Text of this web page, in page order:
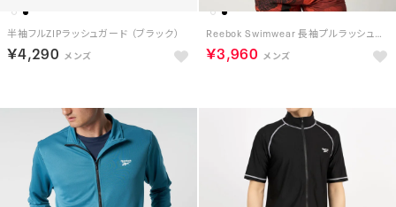
半袖フルZIPラッシュガード （ブラック）
￥4,290
Reebok Swimwear 長袖プルラッシュガード （ブラック）
￥3,960